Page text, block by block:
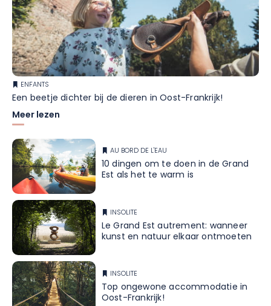
ENFANTS
Een beetje dichter bij de dieren in Oost-Frankrijk!
Meer lezen
AU BORD DE L'EAU
10 dingen om te doen in de Grand
Est als het te warm is
INSOLITE
Le Grand Est autrement: wanneer
kunst en natuur elkaar ontmoeten
INSOLITE
Top ongewone accommodatie in
Oost-Frankrijk!